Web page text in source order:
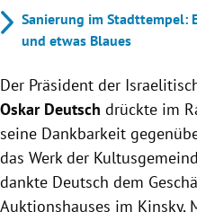
Sanierung im Stadttempel:
und etwas Blaues
Der Präsident der
Oskar Deutsch drückte im
seine Dankbarkeit
das Werk der
dankte Deutsch dem
Auktionshauses im Kinsky,